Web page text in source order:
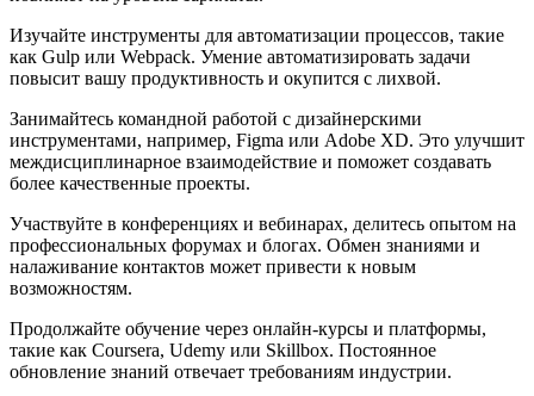
Изучайте инструменты для автоматизации процессов, такие
как Gulp или Webpack. Умение автоматизировать задачи
повысит вашу продуктивность и окупится с лихвой.
Занимайтесь командной работой с дизайнерскими
инструментами, например, Figma или Adobe XD. Это улучшит
междисциплинарное взаимодействие и поможет создавать
более качественные проекты.
Участвуйте в конференциях и вебинарах, делитесь опытом на
профессиональных форумах и блогах. Обмен знаниями и
налаживание контактов может привести к новым
возможностям.
Продолжайте обучение через онлайн-курсы и платформы,
такие как Coursera, Udemy или Skillbox. Постоянное
обновление знаний отвечает требованиям индустрии.